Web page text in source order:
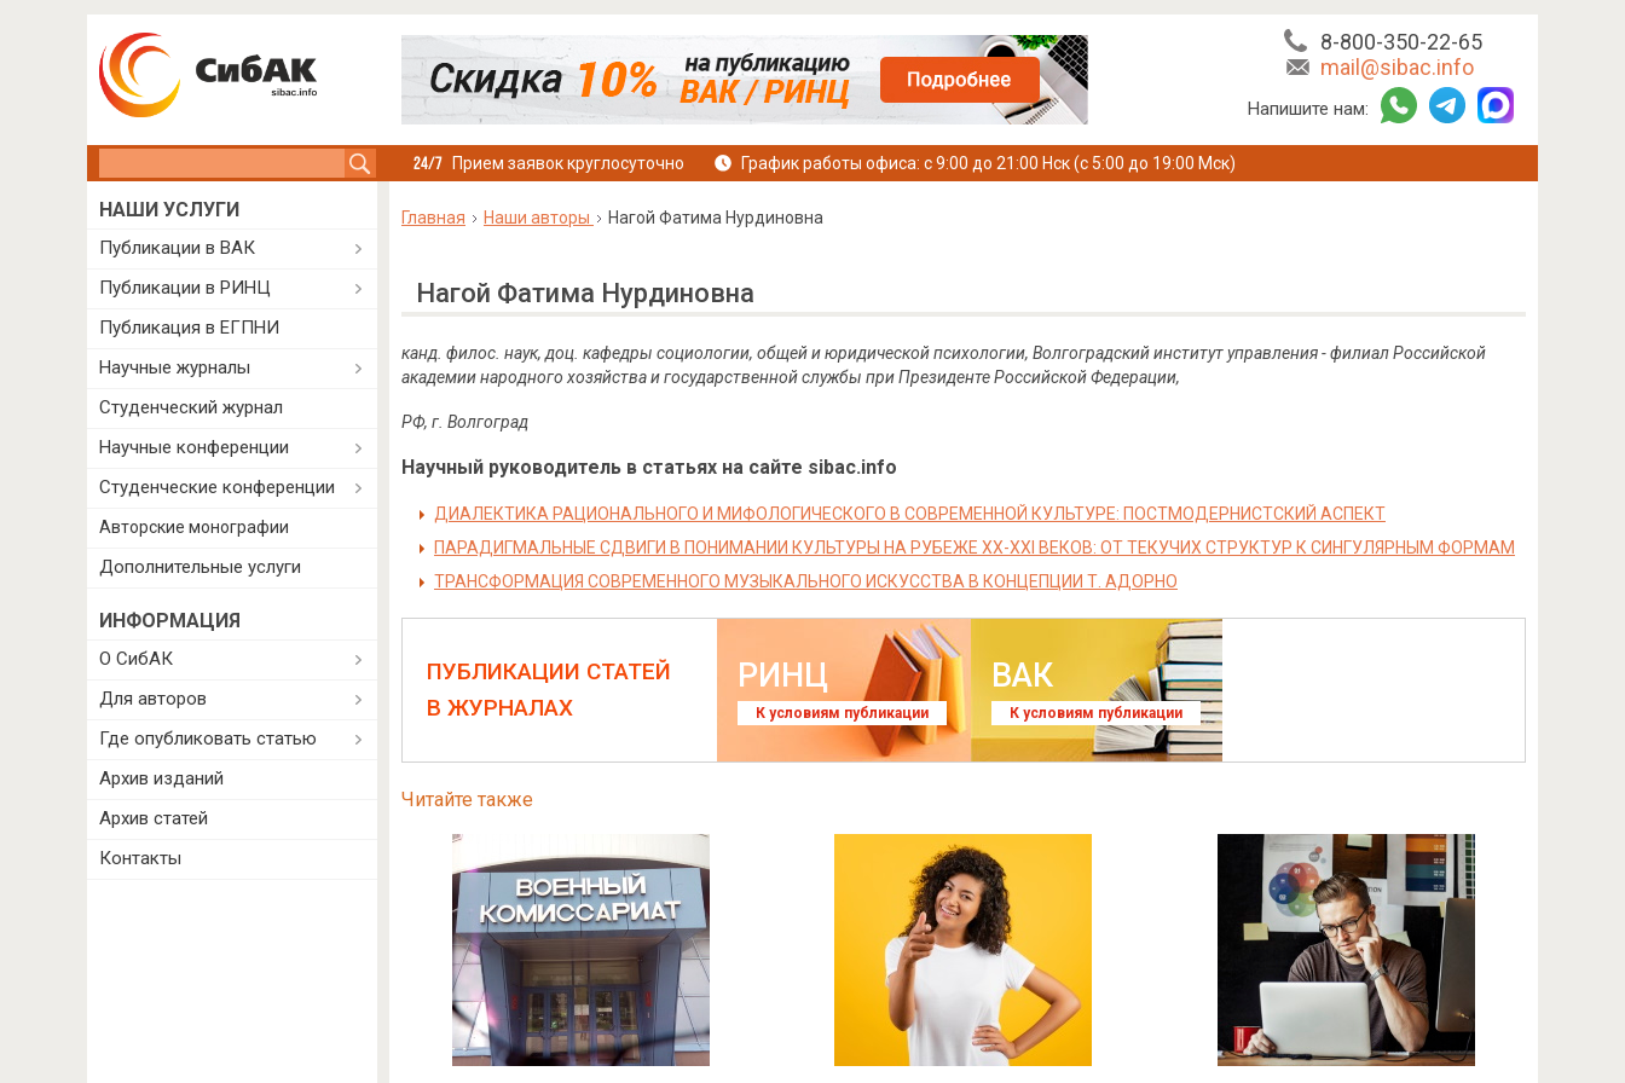
8-800-350-22-65
mail@sibac.info
Напишите нам:
Прием заявок круглосуточно График работы офиса: с 9:00 до 21:00 Нск (с 5:00 до 19:00 Мск)
Главная Наши авторы Нагой Фатима Нурдиновна
Нагой Фатима Нурдиновна
канд. филос. наук, доц. кафедры социологии, общей и юридической психологии, Волгоградский институт управления - филиал Российской
академии народного хозяйства и государственной службы при Президенте Российской Федерации,
РФ, г. Волгоград
Научный руководитель в статьях на сайте sibac.info
ДИАЛЕКТИКА РАЦИОНАЛЬНОГО И МИФОЛОГИЧЕСКОГО В СОВРЕМЕННОЙ КУЛЬТУРЕ: ПОСТМОДЕРНИСТСКИЙ АСПЕКТ
ПАРАДИГМАЛЬНЫЕ СДВИГИ В ПОНИМАНИИ КУЛЬТУРЫ НА РУБЕЖЕ XX-XXI ВЕКОВ: ОТ ТЕКУЧИХ СТРУКТУР К СИНГУЛЯРНЫМ ФОРМАМ
ТРАНСФОРМАЦИЯ СОВРЕМЕННОГО МУЗЫКАЛЬНОГО ИСКУССТВА В КОНЦЕПЦИИ Т. АДОРНО
ПУБЛИКАЦИИ СТАТЕЙ
В ЖУРНАЛАХ
РИНЦ
К условиям публикации
ВАК
К условиям публикации
Читайте также
НАШИ УСЛУГИ
Публикации в ВАК
Публикации в РИНЦ
Публикация в ЕГПНИ
Научные журналы
Студенческий журнал
Научные конференции
Студенческие конференции
Авторские монографии
Дополнительные услуги
ИНФОРМАЦИЯ
О СибАК
Для авторов
Где опубликовать статью
Архив изданий
Архив статей
Контакты